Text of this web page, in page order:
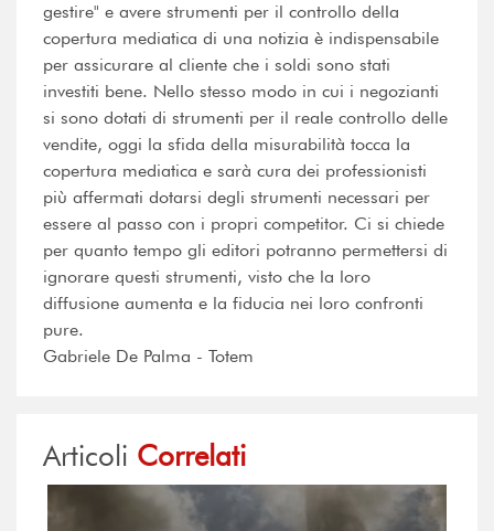
gestire" e avere strumenti per il controllo della
copertura mediatica di una notizia è indispensabile
per assicurare al cliente che i soldi sono stati
investiti bene. Nello stesso modo in cui i negozianti
si sono dotati di strumenti per il reale controllo delle
vendite, oggi la sfida della misurabilità tocca la
copertura mediatica e sarà cura dei professionisti
più affermati dotarsi degli strumenti necessari per
essere al passo con i propri competitor. Ci si chiede
per quanto tempo gli editori potranno permettersi di
ignorare questi strumenti, visto che la loro
diffusione aumenta e la fiducia nei loro confronti
pure.
Gabriele De Palma - Totem
Articoli Correlati